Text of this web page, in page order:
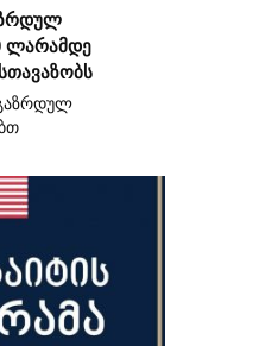
ლარამდე